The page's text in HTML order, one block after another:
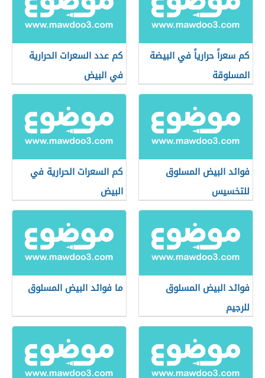
كم سعراً حرارياً في البيضة
المسلوقة
كم عدد السعرات الحرارية
في البيض
فوائد البيض المسلوق
للتخسيس
كم السعرات الحرارية في
البيض
فوائد البيض المسلوق
للرجيم
ما فوائد البيض المسلوق